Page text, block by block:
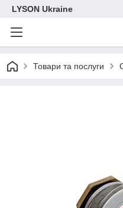
LYSON Ukraine
Товари та послуги